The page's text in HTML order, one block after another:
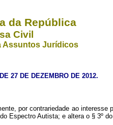
da República
Civil
Assuntos Jurídicos
27 DE DEZEMBRO DE 2012.
por contrariedade ao interesse
Espectro Autista; e altera o § 3º